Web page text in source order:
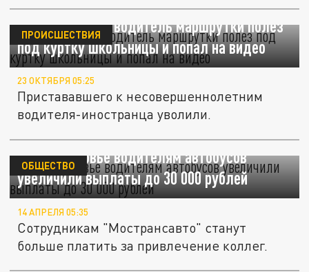
В Подмосковье водитель маршрутки полез
под куртку школьницы и попал на видео
ПРОИСШЕСТВИЯ
23 ОКТЯБРЯ 05:25
Пристававшего к несовершеннолетним
водителя-иностранца уволили.
В Подмосковье водителям автобусов
увеличили выплаты до 30 000 рублей
ОБЩЕСТВО
14 АПРЕЛЯ 05:35
Сотрудникам "Мострансавто" станут
больше платить за привлечение коллег.